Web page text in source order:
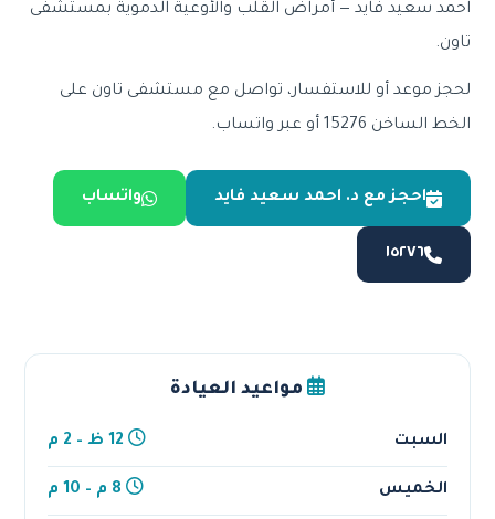
احمد سعيد فايد — أمراض القلب والأوعية الدموية بمستشفى
تاون.
لحجز موعد أو للاستفسار، تواصل مع مستشفى تاون على
الخط الساخن 15276 أو عبر واتساب.
احجز مع د. احمد سعيد فايد واتساب
١٥٢٧٦
مواعيد العيادة
السبت
الخميس